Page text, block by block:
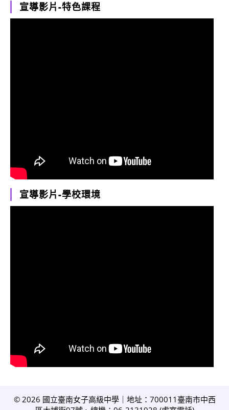
宣導影片-特色課程
宣導影片-學校環境
© 2026 國立臺南女子高級中學｜地址：700011臺南市中西